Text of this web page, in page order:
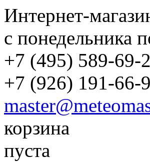
Интернет-
с понедельника
+7 (495) 589-69-
+7 (926) 191-66-
корзина
пуста